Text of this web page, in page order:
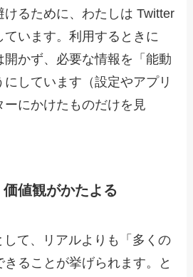
けるために、わたしは Twitter
います。利用するときに
開かず、必要な情報を「能動
しています（設定やアプリ
ーにかけたものだけを見
価値観がかたよる
て、リアルよりも「多くの
きることが挙げられます。と